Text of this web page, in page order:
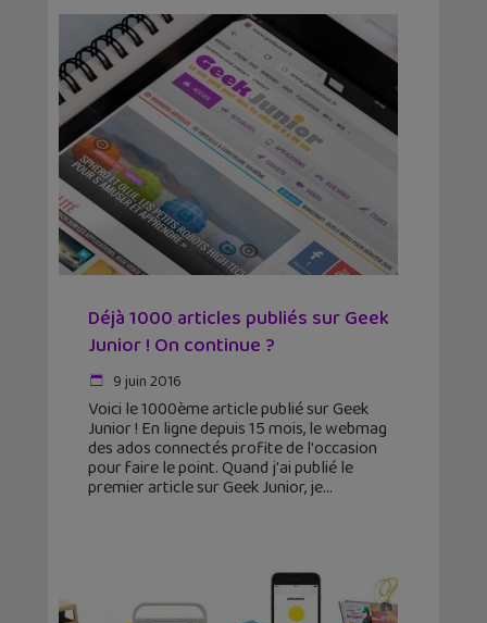
Déjà 1000 articles publiés sur Geek
Junior ! On continue ?
9 juin 2016
Voici le 1000ème article publié sur Geek
Junior ! En ligne depuis 15 mois, le webmag
des ados connectés profite de l'occasion
pour faire le point. Quand j'ai publié le
premier article sur Geek Junior, je